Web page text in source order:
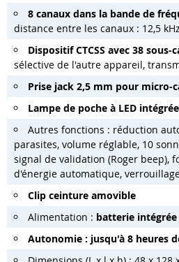
8 canaux dans la bande de
distance entre les canaux : 12,5 kHz
Dispositif CTCSS avec 38 sous-
sélective de l'autre appareil,
Prise jack 2,5 mm pour micro-
Lampe de poche à LED intégrée
Autres fonctions : réduction
parasites, volume réglable, 10
signal de validation (Roger beep),
d'énergie automatique,
Clip ceinture amovible
Alimentation : batterie
Autonomie : jusqu'à 8 heures